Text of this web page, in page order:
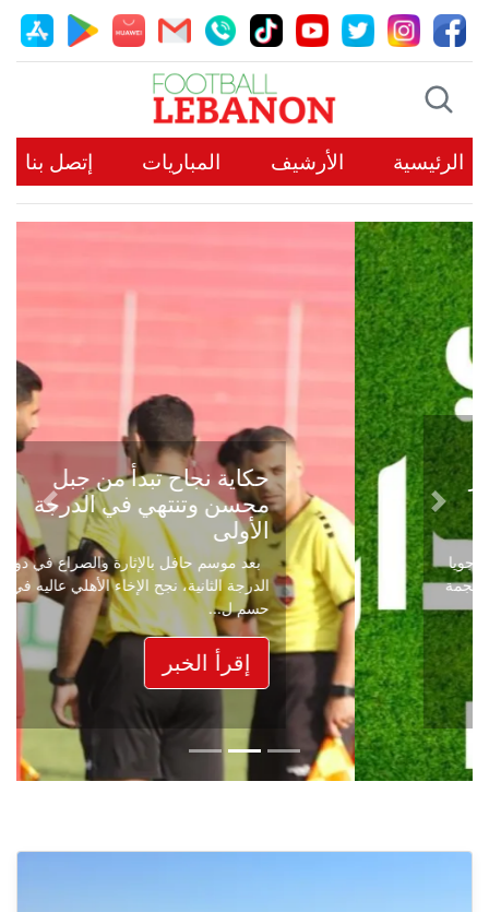
الرئيسية الأرشيف المباريات إتصل بنا
حكاية نجاح تبدأ من جبل
محسن وتنتهي في الدرجة
الأولى
بعد موسم حافل بالإثارة والصراع في دوري
الدرجة الثانية، نجح الإخاء الأهلي عاليه في
حسم ل...
إقرأ الخبر
Previous
Next